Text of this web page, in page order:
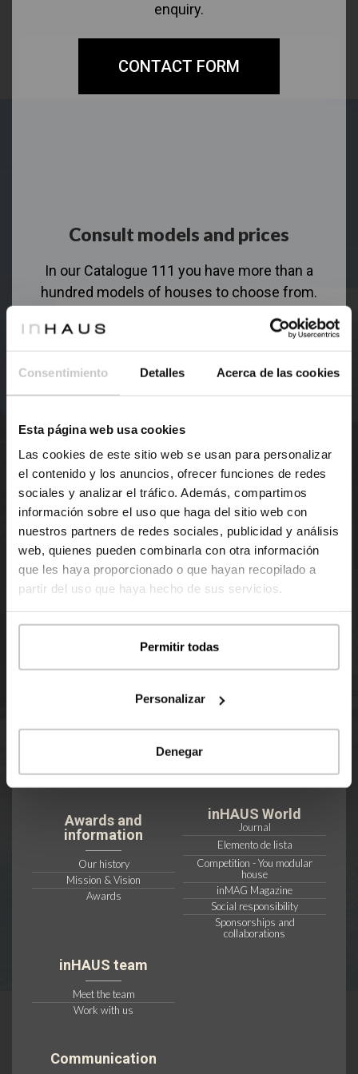
Consentimiento Detalles Acerca de las cookies
Esta página web usa cookies
Las cookies de este sitio web se usan para personalizar
el contenido y los anuncios, ofrecer funciones de redes
sociales y analizar el tráfico. Además, compartimos
información sobre el uso que haga del sitio web con
nuestros partners de redes sociales, publicidad y análisis
web, quienes pueden combinarla con otra información
que les haya proporcionado o que hayan recopilado a
partir del uso que haya hecho de sus servicios.
Permitir todas
Personalizar
Denegar
enquiry.
CONTACT FORM
Consult models and prices
In our Catalogue 111 you have more than a
hundred models of houses to choose from.
Register to access information and prices of all
REGISTER
inHAUS Services
Awards and
information
Our history
Mission & Vision
Awards
experience
inHAUS World
Journal
Elemento de lista
Competition - You modular
house
inMAG Magazine
Social responsibility
Sponsorships and
collaborations
inHAUS team
Meet the team
Work with us
Communication